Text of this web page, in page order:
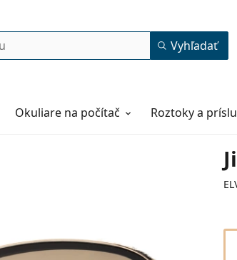
Vyhľadať
Okuliare na počítač Roztoky a